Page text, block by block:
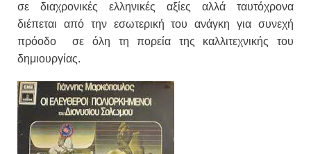
σε διαχρονικές ελληνικές αξίες αλλά ταυτόχρονα
διέπεται από την εσωτερική του ανάγκη για συνεχή
πρόοδο σε όλη τη πορεία της καλλιτεχνικής του
δημιουργίας.